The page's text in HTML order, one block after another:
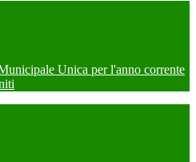
Unica per l'anno corrente